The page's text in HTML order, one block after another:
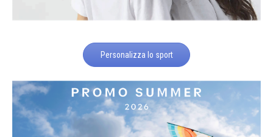
Personalizza lo sport